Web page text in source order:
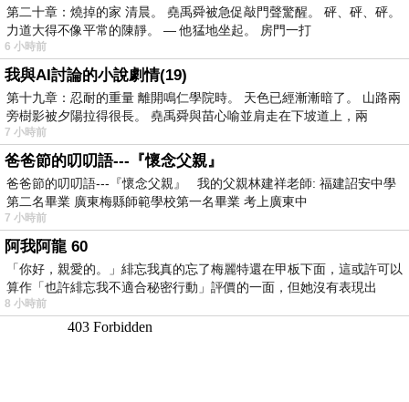
第二十章：燒掉的家 清晨。 堯禹舜被急促敲門聲驚醒。 砰、砰、砰。
力道大得不像平常的陳靜。 — 他猛地坐起。 房門一打
6 小時前
我與AI討論的小說劇情(19)
第十九章：忍耐的重量 離開鳴仁學院時。 天色已經漸漸暗了。 山路兩
旁樹影被夕陽拉得很長。 堯禹舜與苗心喻並肩走在下坡道上，兩
7 小時前
爸爸節的叨叨語---『懷念父親』
爸爸節的叨叨語---『懷念父親』 我的父親林建祥老師: 福建詔安中學
第二名畢業 廣東梅縣師範學校第一名畢業 考上廣東中
7 小時前
阿我阿龍 60
「你好，親愛的。」緋忘我真的忘了梅麗特還在甲板下面，這或許可以
算作「也許緋忘我不適合秘密行動」評價的一面，但她沒有表現出
8 小時前